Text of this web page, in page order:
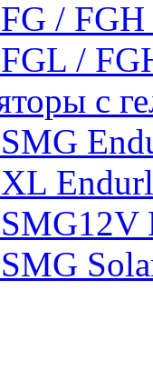
/
/
с